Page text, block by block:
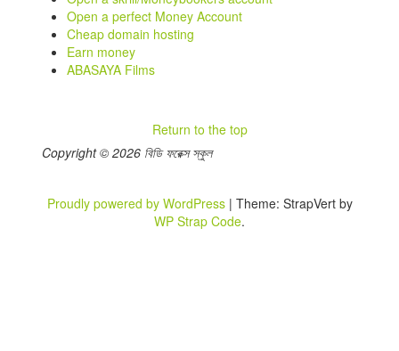
Open a perfect Money Account
Cheap domain hosting
Earn money
ABASAYA Films
Return to the top
Copyright © 2026 বিডি ফরেক্স স্কুল
Proudly powered by WordPress | Theme: StrapVert by
WP Strap Code.